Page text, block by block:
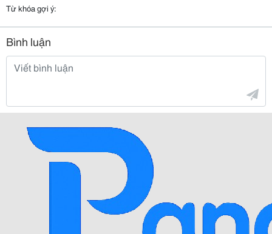
Từ khóa gợi ý:
Bình luận